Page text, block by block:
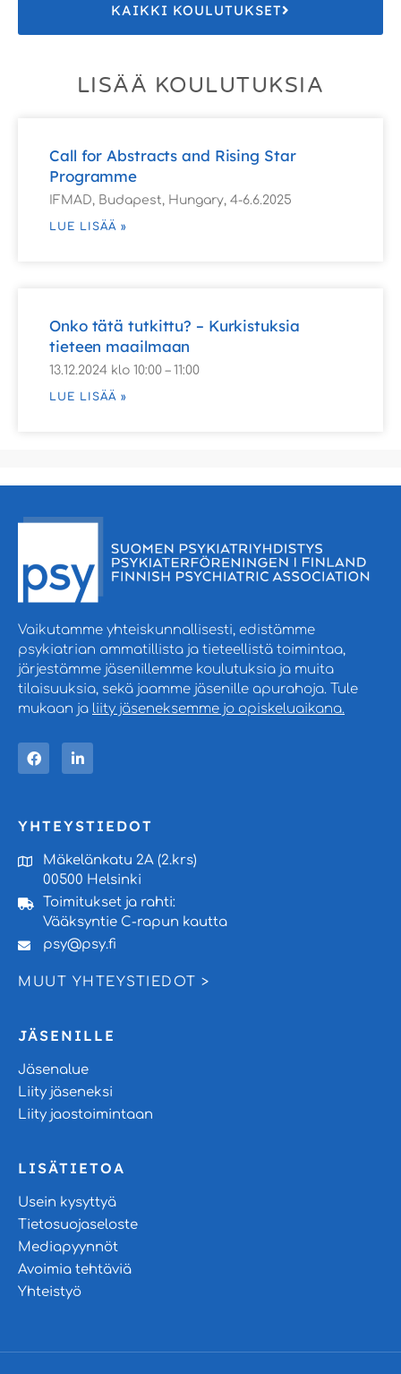
KAIKKI KOULUTUKSET
LISÄÄ KOULUTUKSIA
Call for Abstracts and Rising Star
Programme
IFMAD, Budapest, Hungary, 4-6.6.2025
LUE LISÄÄ »
Onko tätä tutkittu? – Kurkistuksia
tieteen maailmaan
13.12.2024 klo 10:00 – 11:00
LUE LISÄÄ »
Vaikutamme yhteiskunnallisesti, edistämme
psykiatrian ammatillista ja tieteellistä toimintaa,
järjestämme jäsenillemme koulutuksia ja muita
tilaisuuksia, sekä jaamme jäsenille apurahoja. Tule
mukaan ja liity jäseneksemme jo opiskeluaikana.
YHTEYSTIEDOT
Mäkelänkatu 2A (2.krs)
00500 Helsinki
Toimitukset ja rahti:
Vääksyntie C-rapun kautta
psy@psy.fi
MUUT YHTEYSTIEDOT >
JÄSENILLE
Jäsenalue
Liity jäseneksi
Liity jaostoimintaan
LISÄTIETOA
Usein kysyttyä
Tietosuojaseloste
Mediapyynnöt
Avoimia tehtäviä
Yhteistyö